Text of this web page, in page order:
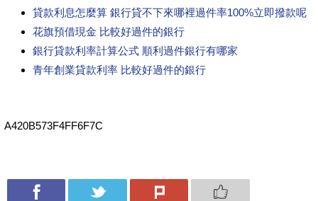
貸款利息怎麼算 銀行貸不下來哪裡過件率100%立即撥款呢
花旗預借現金 比較好過件的銀行
銀行貸款利率計算公式 順利過件銀行有哪家
青年創業貸款利率 比較好過件的銀行
A420B573F4FF6F7C